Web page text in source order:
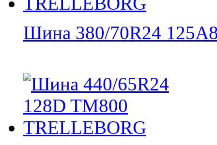
Шина 380/70R24